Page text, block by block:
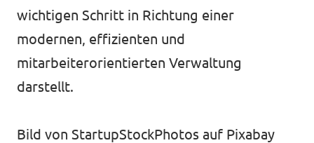
wichtigen Schritt in Richtung einer
modernen, effizienten und
mitarbeiterorientierten Verwaltung
darstellt.
Bild von StartupStockPhotos auf Pixabay